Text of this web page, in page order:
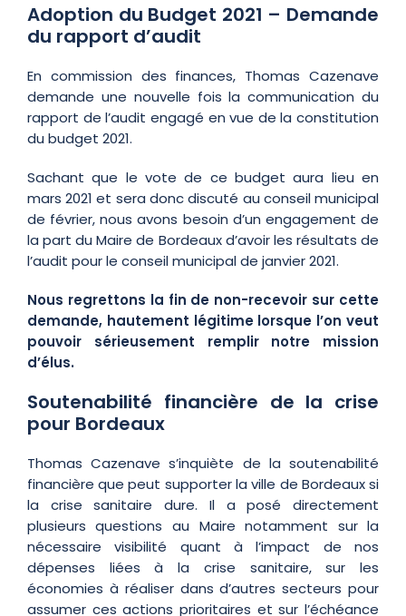
Adoption du Budget 2021 – Demande
du rapport d’audit
En commission des finances, Thomas Cazenave
demande une nouvelle fois la communication du
rapport de l’audit engagé en vue de la constitution
du budget 2021.
Sachant que le vote de ce budget aura lieu en
mars 2021 et sera donc discuté au conseil municipal
de février, nous avons besoin d’un engagement de
la part du Maire de Bordeaux d’avoir les résultats de
l’audit pour le conseil municipal de janvier 2021.
Nous regrettons la fin de non-recevoir sur cette
demande, hautement légitime lorsque l’on veut
pouvoir sérieusement remplir notre mission
d’élus.
Soutenabilité financière de la crise
pour Bordeaux
Thomas Cazenave s’inquiète de la soutenabilité
financière que peut supporter la ville de Bordeaux si
la crise sanitaire dure. Il a posé directement
plusieurs questions au Maire notamment sur la
nécessaire visibilité quant à l’impact de nos
dépenses liées à la crise sanitaire, sur les
économies à réaliser dans d’autres secteurs pour
assumer ces actions prioritaires et sur l’échéance